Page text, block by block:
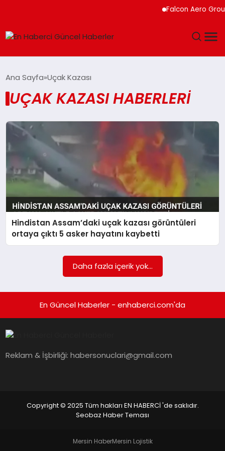
Falcon Aero
SPOR
SAĞLIK
TEKNOLOJI
MAGAZIN
DÜNYA
EKONOMI
Ana Sayfa Uçak Kazası
UÇAK KAZASI HABERLERI
Hindistan Assam’daki uçak kazası görüntüleri
ortaya çıktı 5 asker hayatını kaybetti
Daha fazla içerik yok...
En Güncel Haberler - enhaberci.com'da
Reklam & İşbirliği:habersonuclari@gmail.com
Copyright © 2025 Tüm hakları EN HABERCİ 'de saklıdır.
Seobaz Haber Teması
Mersin HaberMersin Lojistik